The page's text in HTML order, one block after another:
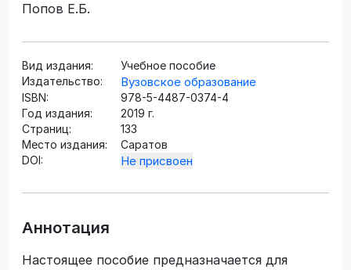
Попов Е.Б.
Вид издания:
Учебное пособие
Издательство:
Вузовское образование
ISBN:
978-5-4487-0374-4
Год издания:
2019 г.
Страниц:
133
Место издания:
Саратов
DOI:
Не присвоен
Аннотация
Настоящее пособие предназначается для